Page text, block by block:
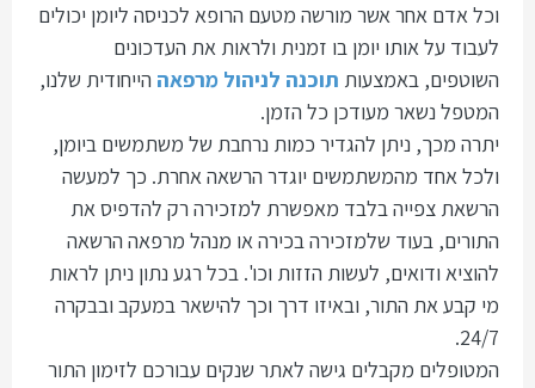
וכל אדם אחר אשר מורשה מטעם הרופא לכניסה ליומן יכולים
לעבוד על אותו יומן בו זמנית ולראות את העדכונים
השוטפים, באמצעות תוכנה לניהול מרפאה הייחודית שלנו,
המטפל נשאר מעודכן כל הזמן.
יתרה מכך, ניתן להגדיר כמות נרחבת של משתמשים ביומן,
ולכל אחד מהמשתמשים יוגדר הרשאה אחרת. כך למעשה
הרשאת צפייה בלבד מאפשרת למזכירה רק להדפיס את
התורים, בעוד שלמזכירה בכירה או מנהל מרפאה הרשאה
להוציא ודואים, לעשות הזזות וכו'. בכל רגע נתון ניתן לראות
מי קבע את התור, ובאיזו דרך וכך להישאר במעקב ובבקרה
24/7.
המטופלים מקבלים גישה לאתר שנקים עבורכם לזימון התור